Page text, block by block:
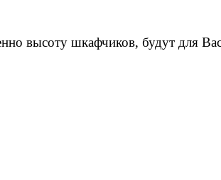
высоту шкафчиков, будут для